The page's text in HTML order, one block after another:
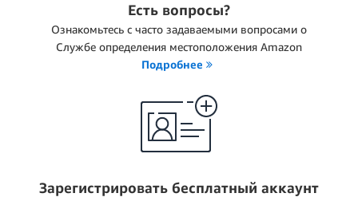
Есть вопросы?
Ознакомьтесь с часто задаваемыми вопросами о
Службе определения местоположения Amazon
Подробнее
Зарегистрировать бесплатный аккаунт